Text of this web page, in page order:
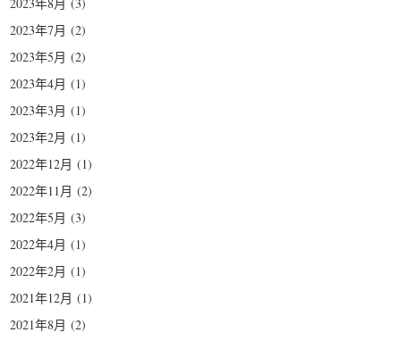
2023年7月 (2)
2023年5月 (2)
2023年4月 (1)
2023年3月 (1)
2023年2月 (1)
2022年12月 (1)
2022年11月 (2)
2022年5月 (3)
2022年4月 (1)
2022年2月 (1)
2021年12月 (1)
2021年8月 (2)